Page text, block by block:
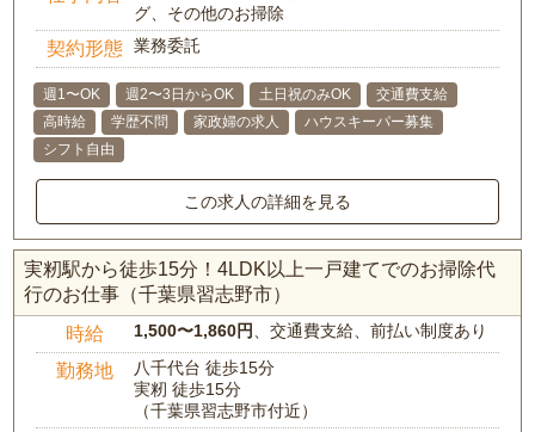
グ、その他のお掃除
契約形態 業務委託
週1〜OK 週2〜3日からOK 土日祝のみOK
交通費支給
高時給
学歴不問 家政婦の求人
ハウスキーパー募集
シフト自由
この求人の詳細を見る
実籾駅から徒歩15分！4LDK以上一戸建てでのお掃除代
行のお仕事（千葉県習志野市）
時給 1,500〜1,860円、交通費支給、前払い制度あり
勤務地
八千代台 徒歩15分
実籾 徒歩15分
（千葉県習志野市付近）